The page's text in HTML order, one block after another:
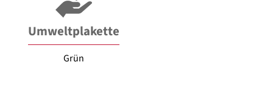
Umweltplakette
Grün